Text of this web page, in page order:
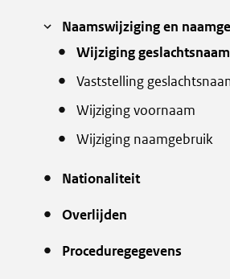
Naamswijziging en
Wijziging geslachtsnaam
Vaststelling
Wijziging voornaam
Wijziging naamgebruik
Nationaliteit
Overlijden
Proceduregegevens